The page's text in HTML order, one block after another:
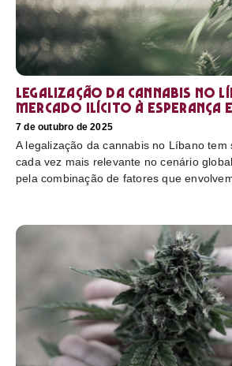
Legalização da cannabis no
mercado ilícito à esperança
7 de outubro de 2025
A legalização da cannabis no Líbano tem
cada vez mais relevante no cenário
pela combinação de fatores que